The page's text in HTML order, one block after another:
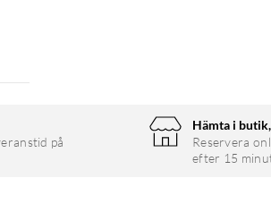
på
Hämta i
Reservera
efter 15